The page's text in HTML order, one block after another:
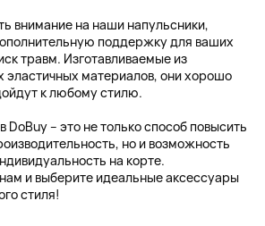
внимание на наши напульсники,
поддержку для ваших
травм. Изготавливаемые из
эластичных материалов, они хорошо
к любому стилю.
DoBuy – это не только способ повысить
но и возможность
на корте.
и выберите идеальные аксессуары
стиля!